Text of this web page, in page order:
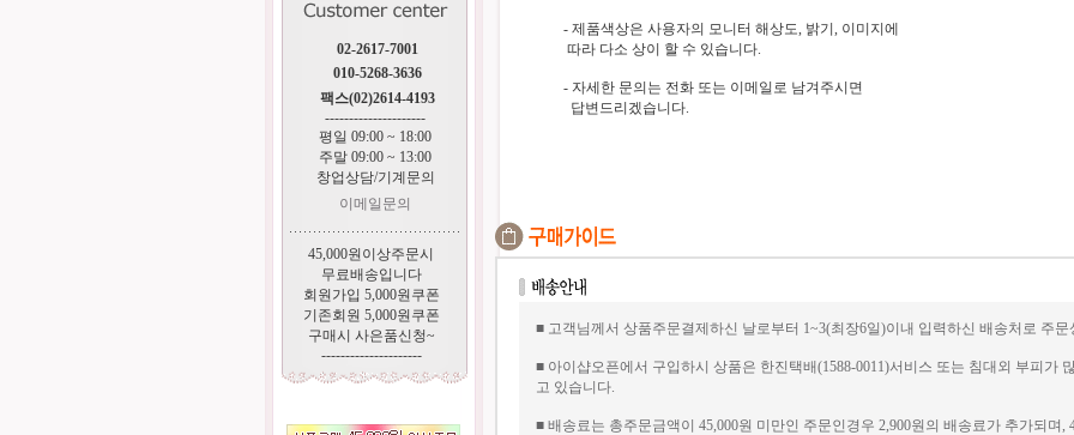
02-2617-7001
010-5268-3636
팩스(02)2614-4193
---------------------
평일 09:00 ~ 18:00
주말 09:00 ~ 13:00
창업상담/기계문의
이메일문의
45,000원이상주문시
무료배송입니다
회원가입 5,000원쿠폰
기존회원 5,000원쿠폰
구매시 사은품신청~
---------------------
- 제품색상은 사용자의 모니터 해상도, 밝기, 이미지에
따라 다소 상이 할 수 있습니다.
- 자세한 문의는 전화 또는 이메일로 남겨주시면
답변드리겠습니다.
■ 고객님께서 상품주문결제하신 날로부터 1~3(최장6일)이내 입력하신 배송처로 주
■ 아이샵오픈에서 구입하시 상품은 한진택배(1588-0011)서비스 또는 침대외 부피가
고 있습니다.
■ 배송료는 총주문금액이 45,000원 미만인 주문인경우 2,900원의 배송료가 추가되며,